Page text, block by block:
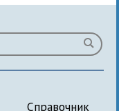
Справочник